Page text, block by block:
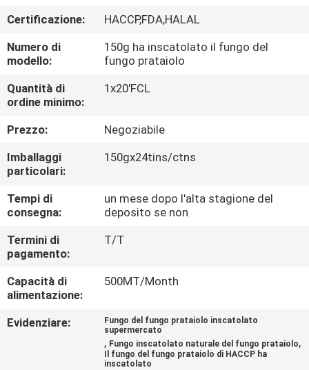
DELLA
FABBRICA
CONTROLLO
QUALITÀ
CONTATTICI
UNA
CITAZIONE
MAPPA
Certificazione:
HACCP,FDA,HALAL
Numero di
modello:
150g ha inscatolato il fungo del
fungo prataiolo
Quantità di
ordine minimo:
1x20'FCL
Prezzo:
Negoziabile
Imballaggi
particolari:
150gx24tins/ctns
Tempi di
consegna:
un mese dopo l'alta stagione del
deposito se non
Termini di
pagamento:
T/T
Capacità di
alimentazione:
500MT/Month
Evidenziare:
Fungo del fungo prataiolo inscatolato
supermercato
, Fungo inscatolato naturale del fungo prataiolo,
Il fungo del fungo prataiolo di HACCP ha
inscatolato